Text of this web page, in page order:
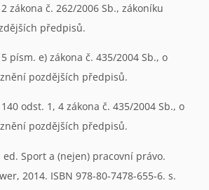
zákona č. 262/2006 Sb., zákoníku
předpisů.
písm. e) zákona č. 435/2004 Sb., o
pozdějších předpisů.
odst. 1, 4 zákona č. 435/2004 Sb., o
pozdějších předpisů.
ed. Sport a (nejen) pracovní právo.
2014. ISBN 978-80-7478-655-6. s.